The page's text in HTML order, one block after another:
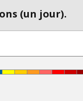
(un jour).